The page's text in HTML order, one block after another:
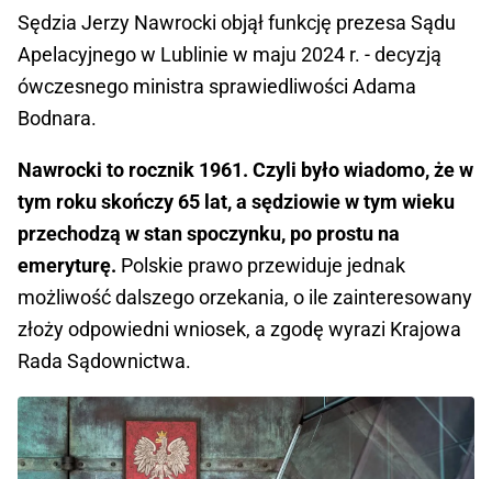
Sędzia Jerzy Nawrocki objął funkcję prezesa Sądu
Apelacyjnego w Lublinie w maju 2024 r. - decyzją
ówczesnego ministra sprawiedliwości Adama
Bodnara.
Nawrocki to rocznik 1961. Czyli było wiadomo, że w
tym roku skończy 65 lat, a sędziowie w tym wieku
przechodzą w stan spoczynku, po prostu na
emeryturę. Polskie prawo przewiduje jednak
możliwość dalszego orzekania, o ile zainteresowany
złoży odpowiedni wniosek, a zgodę wyrazi Krajowa
Rada Sądownictwa.